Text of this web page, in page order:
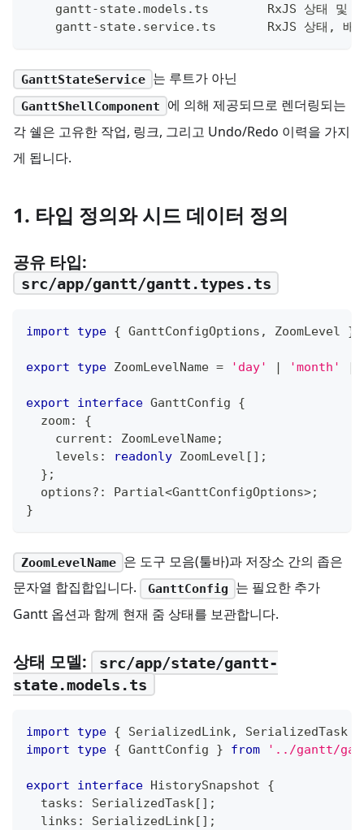
gantt-state.models.ts        RxJS 상태 및 히
gantt-state.service.ts       RxJS 상태, 배치
GanttStateService 는 루트가 아닌
GanttShellComponent
에 의해 제공되므로 렌더링되는
각 쉘은 고유한 작업, 링크, 그리고 Undo/Redo 이력을 가지
게 됩니다.
1. 타입 정의와 시드 데이터 정의
공유 타입:
src/app/gantt/gantt.types.ts
import type { GanttConfigOptions , ZoomLevel }
export type ZoomLevelName = 'day' | 'month' |
export interface GanttConfig
{
  zoom
:
{
    current
: ZoomLevelName;
    levels
: readonly ZoomLevel [ ] ;
} ;
  options
? : Partial<GanttConfigOptions>;
}
ZoomLevelName 은 도구 모음(툴바)과 저장소 간의 좁은
문자열 합집합입니다.
GanttConfig
는 필요한 추가
Gantt 옵션과 함께 현재 줌 상태를 보관합니다.
상태 모델:
src/app/state/gantt-
state.models.ts
import type { SerializedLink, SerializedTask
import
type { GanttConfig } from '../gantt/
export interface HistorySnapshot
{
  tasks
: SerializedTask[ ] ;
  links
: SerializedLink[ ] ;